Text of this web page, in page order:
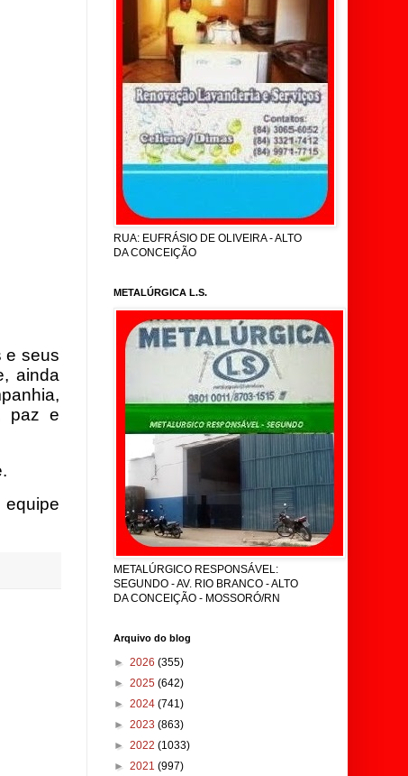
e seus
ainda
paz e
RUA: EUFRÁSIO DE OLIVEIRA - ALTO
DA CONCEIÇÃO
METALÚRGICA L.S.
METALÚRGICO RESPONSÁVEL:
SEGUNDO - AV. RIO BRANCO - ALTO
DA CONCEIÇÃO - MOSSORÓ/RN
Arquivo do blog
► 2026 (355)
► 2025 (642)
► 2024 (741)
► 2023 (863)
► 2022 (1033)
► 2021 (997)